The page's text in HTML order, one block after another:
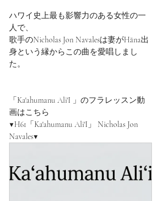
ハワイ史上最も影響力のある女性の一
人で、
歌手のNicholas Jon Navalesは妻がHāna出
身という縁からこの曲を愛唱しまし
た。
「Ka'ahumanu Ali'I 」のフラレッスン動
画はこちら
▼H61「Ka'ahumanu Ali'I」 Nicholas Jon
Navales▼